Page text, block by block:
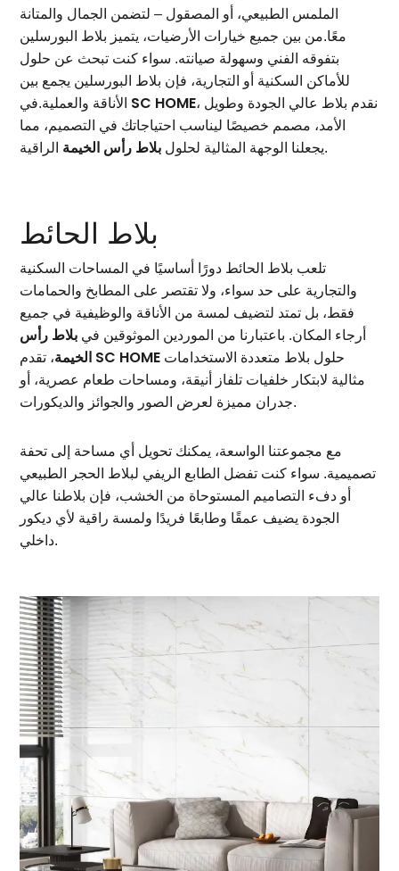
الملمس الطبيعي، أو المصقول – لتضمن الجمال والمتانة
معًا.من بين جميع خيارات الأرضيات، يتميز بلاط البورسلين
بتفوقه الفني وسهولة صيانته. سواء كنت تبحث عن حلول
للأماكن السكنية أو التجارية، فإن بلاط البورسلين يجمع بين
SC HOME، نقدم بلاط عالي الجودة وطويل
الأمد، مصمم خصيصًا ليناسب احتياجاتك في التصميم، مما
يجعلنا الوجهة المثالية لحلول بلاط رأس الخيمة الراقية.
بلاط الحائط
تلعب بلاط الحائط دورًا أساسيًا في المساحات السكنية
والتجارية على حد سواء، ولا تقتصر على المطابخ والحمامات
فقط، بل تمتد لتضيف لمسة من الأناقة والوظيفية في جميع
أرجاء المكان. باعتبارنا من الموردين الموثوقين في بلاط رأس
الخيمة SC HOME
مثالية لابتكار خلفيات تلفاز أنيقة، ومساحات طعام عصرية، أو
جدران مميزة لعرض الصور والجوائز والديكورات.
مع مجموعتنا الواسعة، يمكنك تحويل أي مساحة إلى تحفة
تصميمية. سواء كنت تفضل الطابع الريفي لبلاط الحجر الطبيعي
أو دفء التصاميم المستوحاة من الخشب، فإن بلاطنا عالي
الجودة يضيف عمقًا وطابعًا فريدًا ولمسة راقية لأي ديكور
داخلي.